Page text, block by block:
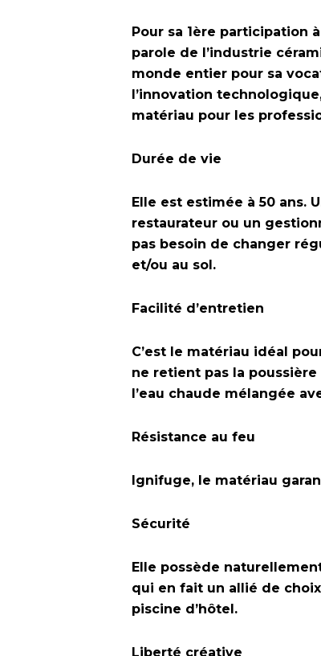
Pour sa 1ère participation
parole de l’industrie
monde entier pour sa
l’innovation
matériau pour les
Durée de vie
Elle est estimée à 50 ans.
restaurateur ou un
pas besoin de changer
et/ou au sol.
Facilité d’entretien
C’est le matériau idéal
ne retient pas la
l’eau chaude mélangée
Résistance au feu
Ignifuge, le matériau
Sécurité
Elle possède
qui en fait un allié de choix
piscine d’hôtel.
Liberté créative